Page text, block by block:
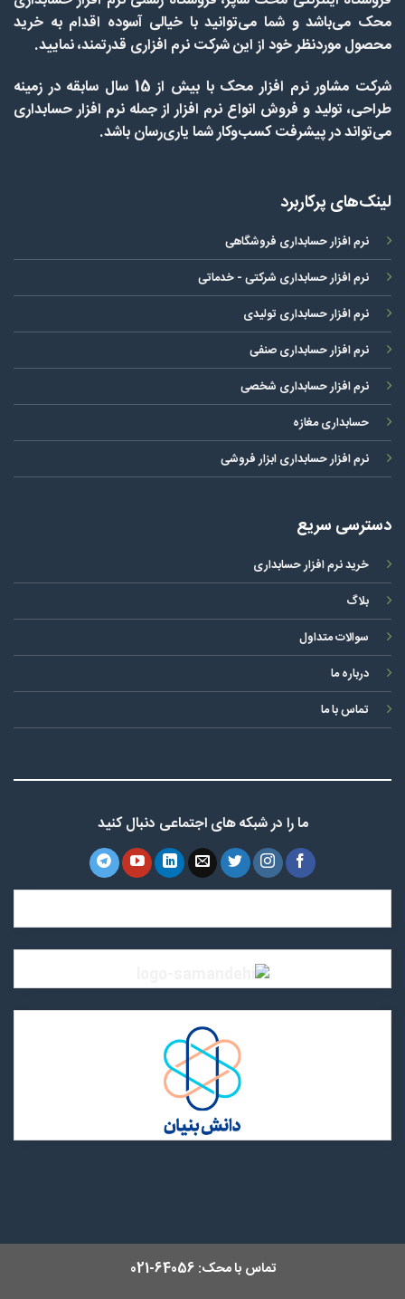
محک می‌باشد و شما می‌توانید با خیالی آسوده اقدام به خرید
محصول موردنظر خود از این شرکت نرم افزاری قدرتمند، نمایید.
شرکت مشاور نرم افزار محک با بیش از 15 سال سابقه در زمینه
طراحی، تولید و فروش انواع نرم افزار از جمله نرم افزار حسابداری
می‌تواند در پیشرفت کسب‌وکار شما یاری‌رسان باشد.
لینک‌های پرکاربرد
نرم افزار حسابداری فروشگاهی
نرم افزار حسابداری شرکتی - خدماتی
نرم افزار حسابداری تولیدی
نرم افزار حسابداری صنفی
نرم افزار حسابداری شخصی
حسابداری مغازه
نرم افزار حسابداری ابزار فروشی
دسترسی سریع
خرید نرم افزار حسابداری
بلاگ
سوالات متداول
درباره ما
تماس با ما
ما را در شبکه های اجتماعی دنبال کنید
تماس با محک: 64056-021